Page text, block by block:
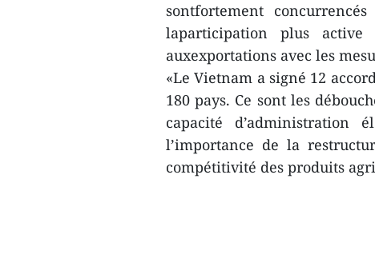
sontfortement
laparticipation plus
auxexportations avec les
«Le Vietnam a signé 12
180 pays. Ce sont les
capacité d’administration
l’importance de la
compétitivité des produits